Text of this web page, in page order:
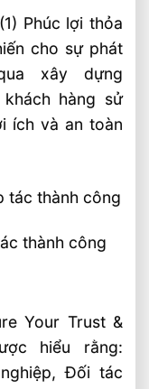
đội – Nơi
trải nghiệm
Giá Trị Cốt Lõi
“Truyền lửa
Nét Văn Hóa
5/2023
phúc là sẻ
Phúc lợi thỏa
cho sự phát
xây dựng
hàng sử
ích và an toàn
thành công
Your Trust &
hiểu rằng:
Đối tác